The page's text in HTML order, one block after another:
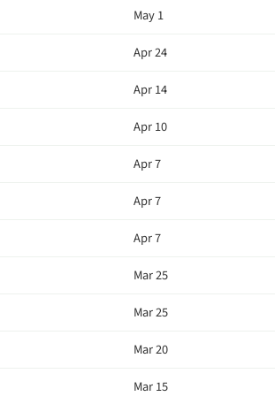
May 1
Apr 24
Apr 14
Apr 10
Apr 7
Apr 7
Apr 7
Mar 25
Mar 25
Mar 20
Mar 15